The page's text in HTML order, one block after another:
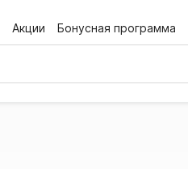
Акции Бонусная программа